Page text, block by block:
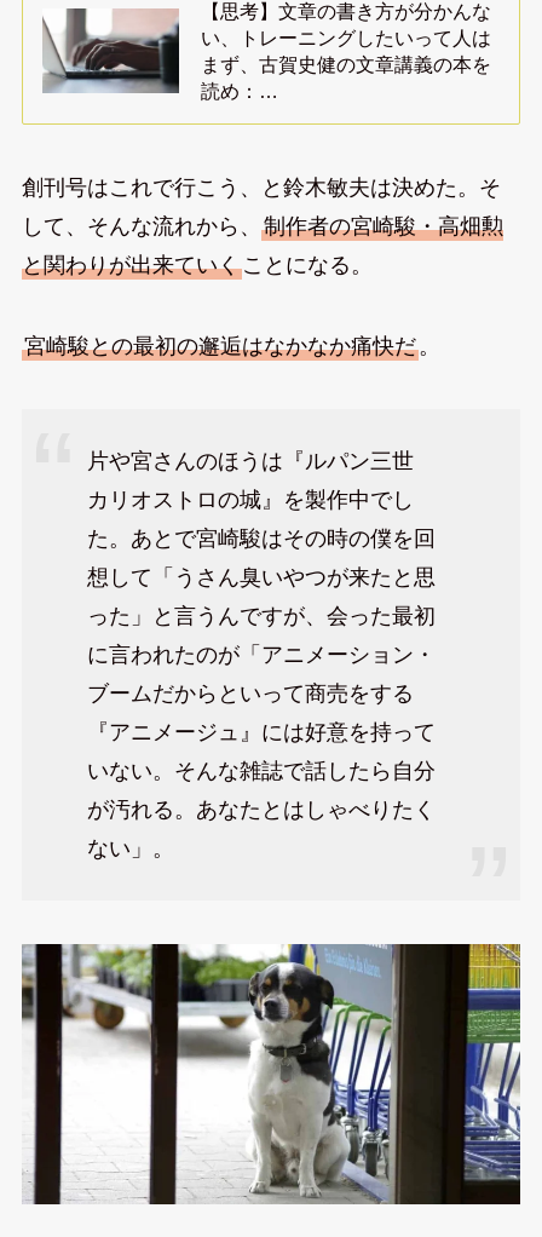
【思考】文章の書き方が分かんな
い、トレーニングしたいって人は
まず、古賀史健の文章講義の本を
読め：…
創刊号はこれで行こう、と鈴木敏夫は決めた。そ
して、そんな流れから、 制作者の宮崎駿・高畑勲
と関わりが出来ていくことになる。
宮崎駿との最初の邂逅はなかなか痛快だ。
片や宮さんのほうは『ルパン三世
カリオストロの城』を製作中でし
た。あとで宮崎駿はその時の僕を回
想して「うさん臭いやつが来たと思
った」と言うんですが、会った最初
に言われたのが「アニメーション・
ブームだからといって商売をする
『アニメージュ』には好意を持って
いない。そんな雑誌で話したら自分
が汚れる。あなたとはしゃべりたく
ない」。